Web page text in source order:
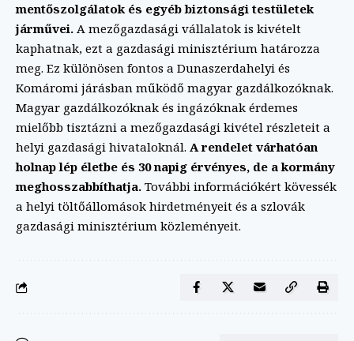
mentőszolgálatok és egyéb biztonsági testületek
járművei. A mezőgazdasági vállalatok is kivételt
kaphatnak, ezt a gazdasági minisztérium határozza
meg. Ez különösen fontos a Dunaszerdahelyi és
Komáromi járásban működő magyar gazdálkozóknak.
Magyar gazdálkozóknak és ingázóknak érdemes
mielőbb tisztázni a mezőgazdasági kivétel részleteit a
helyi gazdasági hivataloknál. A rendelet várhatóan
holnap lép életbe és 30 napig érvényes, de a kormány
meghosszabbíthatja. További információkért kövessék
a helyi töltőállomások hirdetményeit és a szlovák
gazdasági minisztérium közleményeit.